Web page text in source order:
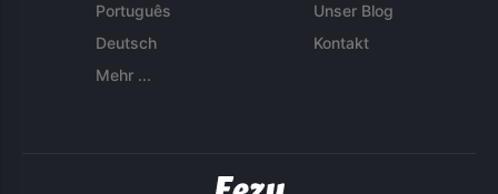
Português
Deutsch
Mehr ...
Unser Blog
Kontakt